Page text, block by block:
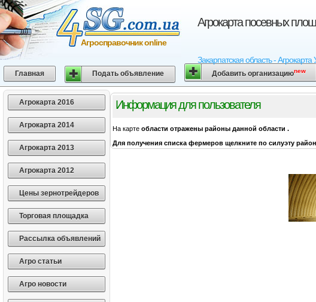
Агрокарта посевных
Закарпатская область -
Агросправочник online
Главная Подать объявление Добавить организациюnew
Агрокарта 2016
Агрокарта 2014
Агрокарта 2013
Агрокарта 2012
Цены зернотрейдеров
Торговая площадка
Рассылка объявлений
Агро статьи
Агро новости
Информация для пользователя
На карте области отражены районы данной области .
Для получения списка фермеров щелкните по силуэту